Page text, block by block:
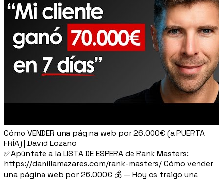
Cómo VENDER una página web por 26.000€ (a PUERTA
FRÍA) | David Lozano
✅​Apúntate a la LISTA DE ESPERA de Rank Masters:
https://danillamazares.com/rank-masters/ Cómo vender
una página web por 26.000€ 💰 — Hoy os traigo una